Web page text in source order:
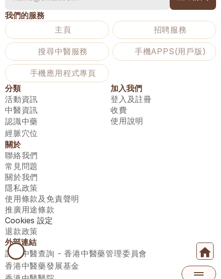
我們的服務
主頁
招聘服務
搜尋中醫服務 手機APPS(用戶版)
手機應用程式專頁
分類
活動資訊
中醫資訊
認識中藥
經脈穴位
加入我們
登入及註冊
收費
使用說明
關於
聯絡我們
常見問題
關於我們
隱私政策
使用條款及免責聲明
推廣用途條款
Cookies 設定
退款政策
外部連結
註冊中醫查詢 - 香港中醫藥管理委員會
香港中醫藥發展基金